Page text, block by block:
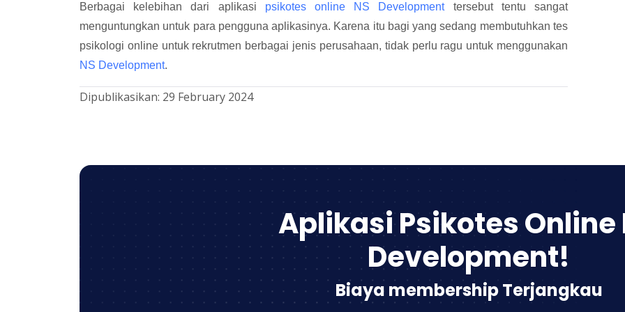
Berbagai kelebihan dari aplikasi psikotes online NS Developmenttersebut tentu sangat
menguntungkan untuk para pengguna aplikasinya. Karena itu bagi yang sedang membutuhkan tes
psikologi online untuk rekrutmen berbagai jenis perusahaan, tidak perlu ragu untuk menggunakan
NS Development.
Dipublikasikan: 29 February 2024
Aplikasi Psikotes Online
Development!
Biaya membership Terjangkau